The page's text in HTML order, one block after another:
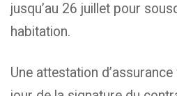
jusqu’au 26 juillet pour
habitation.
Une attestation